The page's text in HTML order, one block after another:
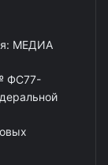
МЕДИА
ФС77-